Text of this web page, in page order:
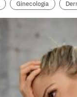
Ginecologia